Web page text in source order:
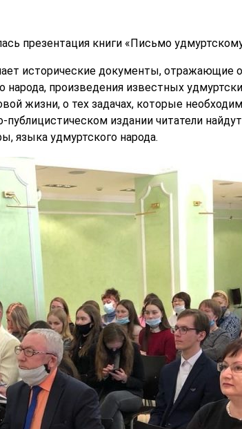
презентация книги «Письмо
исторические документы,
народа, произведения известных
жизни, о тех задачах, которые
издании читатели
языка удмуртского народа.